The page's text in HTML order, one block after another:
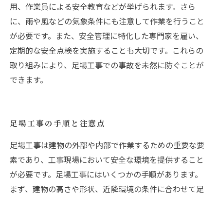
用、作業員による安全教育などが挙げられます。さら
に、雨や風などの気象条件にも注意して作業を行うこと
が必要です。また、安全管理に特化した専門家を雇い、
定期的な安全点検を実施することも大切です。これらの
取り組みにより、足場工事での事故を未然に防ぐことが
できます。
足場工事の手順と注意点
足場工事は建物の外部や内部で作業するための重要な要
素であり、工事現場において安全な環境を提供すること
が必要です。足場工事にはいくつかの手順があります。
まず、建物の高さや形状、近隣環境の条件に合わせて足